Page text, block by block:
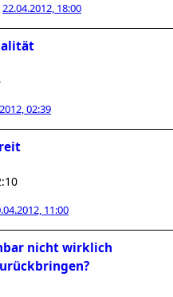
22.04.2012, 18:00
02:39
11:00
nicht wirklich